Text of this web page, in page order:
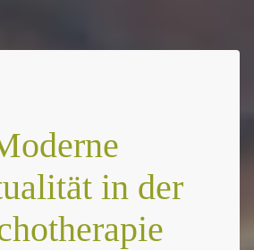
in der